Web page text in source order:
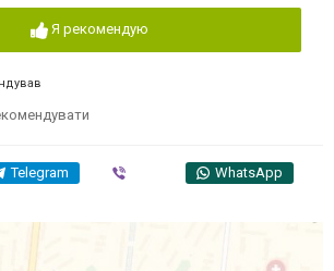
Я рекомендую
Telegram WhatsApp